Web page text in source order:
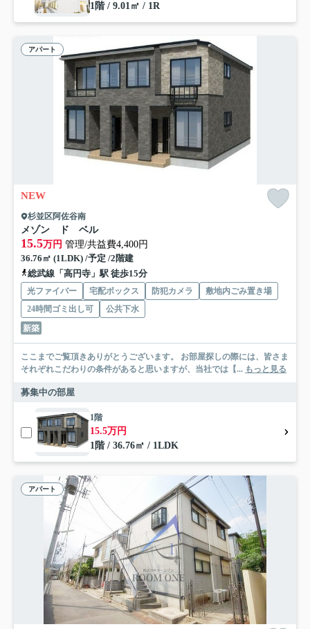
1階 / 9.01㎡ / 1R
アパート
NEW
杉並区阿佐谷南
メゾン ド ベル
15.5万円 管理/共益費4,400円
36.76㎡ (1LDK) /予定 /2階建
総武線「高円寺」駅 徒歩15分
光ファイバー 宅配ボックス 防犯カメラ
敷地内ごみ置き場
24時間ゴミ出し可
公共下水
新築
ここまでご覧頂きありがとうございます。 お部屋探しの際には、皆さま
それぞれこだわりの条件があると思いますが、当社では【... もっと見る
募集中の部屋
1階
15.5万円
1階 / 36.76㎡ / 1LDK
アパート